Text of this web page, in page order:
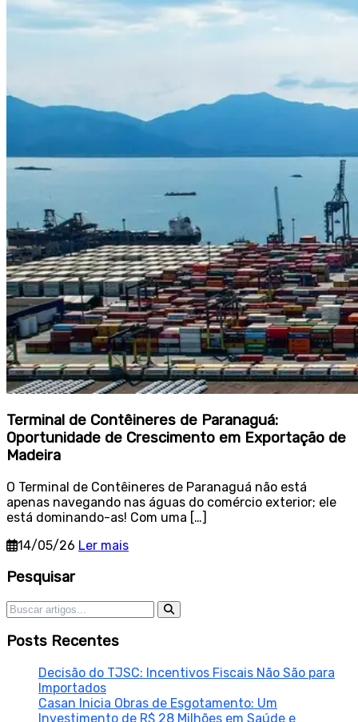
Terminal de Contêineres de Paranaguá:
Oportunidade de Crescimento em Exportação de
Madeira
O Terminal de Contêineres de Paranaguá não está
apenas navegando nas águas do comércio exterior; ele
está dominando-as! Com uma […]
14/05/26 Ler mais
Sidebar
Pesquisar
Pesquisar por:
Posts Recentes
Decisão do TJSC: Incentivos Fiscais Não São para
Importados
Casan Inicia Obras de Esgotamento: Um
Investimento de R$ 28 Milhões em Saúde e